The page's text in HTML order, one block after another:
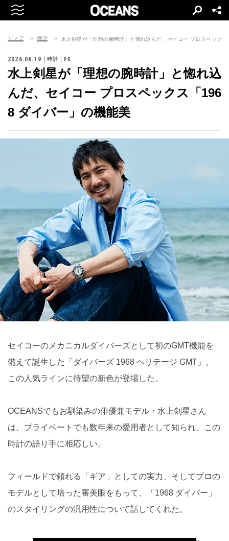
トップ 時計 水上剣星が「理想の腕時計」と惚れ込んだ、セイコー プロスペック
2026.06.19 時計
水上剣星が「理想の腕時計」と惚れ込
んだ、セイコー プロスペックス「196
8 ダイバー」の機能美
セイコーのメカニカルダイバーズとして初のGMT機能を
備えて誕生した「ダイバーズ 1968 ヘリテージ GMT」。
この人気ラインに待望の新色が登場した。
OCEANSでもお馴染みの俳優兼モデル・水上剣星さん
は、プライベートでも数年来の愛用者として知られ、この
時計の語り手に相応しい。
フィールドで頼れる「ギア」としての実力、そしてプロの
モデルとして培った審美眼をもって、「1968 ダイバー」
のスタイリングの汎用性について話してくれた。